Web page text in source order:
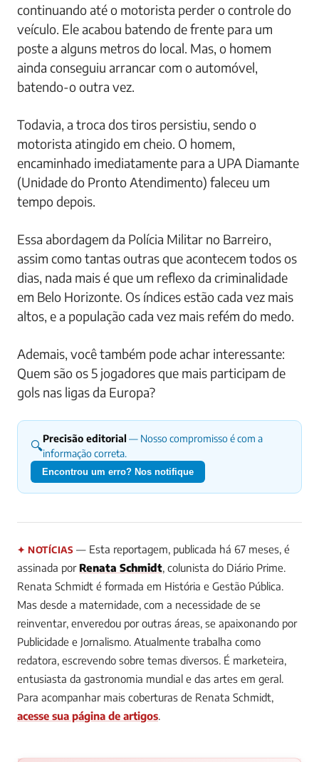
continuando até o motorista perder o controle do
veículo. Ele acabou batendo de frente para um
poste a alguns metros do local. Mas, o homem
ainda conseguiu arrancar com o automóvel,
batendo-o outra vez.
Todavia, a troca dos tiros persistiu, sendo o
motorista atingido em cheio. O homem,
encaminhado imediatamente para a UPA Diamante
(Unidade do Pronto Atendimento) faleceu um
tempo depois.
Essa abordagem da Polícia Militar no Barreiro,
assim como tantas outras que acontecem todos os
dias, nada mais é que um reflexo da criminalidade
em Belo Horizonte. Os índices estão cada vez mais
altos, e a população cada vez mais refém do medo.
Ademais, você também pode achar interessante:
Quem são os 5 jogadores que mais participam de
gols nas ligas da Europa?
🔍Precisão editorial — Nosso compromisso é com a
informação correta.
Encontrou um erro? Nos notifique
✦ NOTÍCIAS — Esta reportagem, publicada há 67 meses, é
assinada por Renata Schmidt, colunista do Diário Prime.
Renata Schmidt é formada em História e Gestão Pública.
Mas desde a maternidade, com a necessidade de se
reinventar, enveredou por outras áreas, se apaixonando por
Publicidade e Jornalismo. Atualmente trabalha como
redatora, escrevendo sobre temas diversos. É marketeira,
entusiasta da gastronomia mundial e das artes em geral.
Para acompanhar mais coberturas de Renata Schmidt,
acesse sua página de artigos.